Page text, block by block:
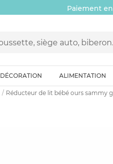
Paiement
DÉCORATION ALIMENTATION
Réducteur de lit bébé ours sammy